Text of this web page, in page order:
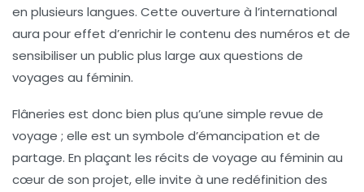
en plusieurs langues. Cette ouverture à l’international
aura pour effet d’enrichir le contenu des numéros et de
sensibiliser un public plus large aux questions de
voyages au féminin.
Flâneries est donc bien plus qu’une simple revue de
voyage ; elle est un symbole d’émancipation et de
partage. En plaçant les récits de voyage au féminin au
cœur de son projet, elle invite à une redéfinition des